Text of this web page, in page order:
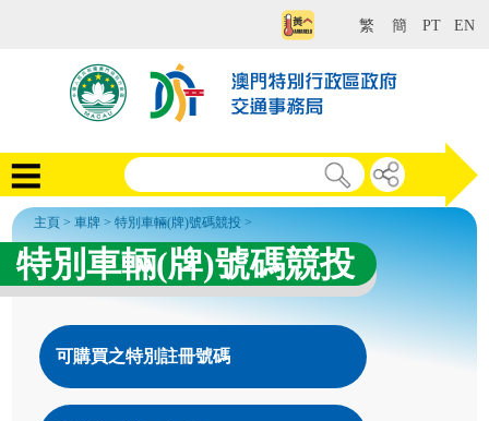
繁 簡 PT EN
主頁 >車牌 >特別車輛(牌)號碼競投 >
特別車輛(牌)號碼競投
可購買之特別註冊號碼